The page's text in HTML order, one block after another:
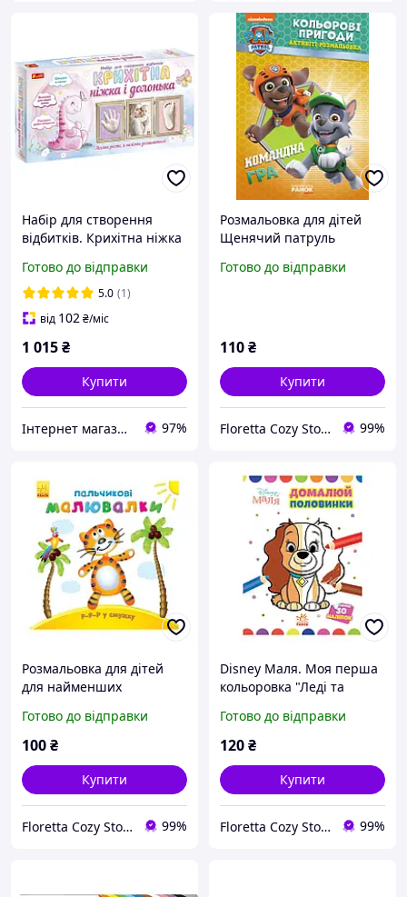
Набір для створення
відбитків. Крихітна ніжка
Готово до відправки
5.0 (1)
від 102₴/міс
1 015₴
Купити
Інтернет магазин Ксюша 97%
Розмальовка для дітей
Щенячий патруль
українською мовою
Готово до відправки
110₴
Купити
Floretta Cozy Store 99%
Розмальовка для дітей
для найменших
українською мовою
Готово до відправки
100₴
Купити
Floretta Cozy Store 99%
Disney Маля. Моя перша
кольоровка "Леді та
половинки
Готово до відправки
120₴
Купити
Floretta Cozy Store 99%